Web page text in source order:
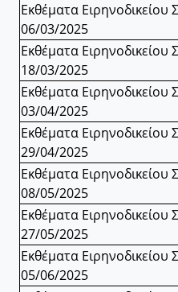
Εκθέματα Ειρηνοδικείου
06/03/2025
Εκθέματα Ειρηνοδικείου
18/03/2025
Εκθέματα Ειρηνοδικείου
03/04/2025
Εκθέματα Ειρηνοδικείου
29/04/2025
Εκθέματα Ειρηνοδικείου
08/05/2025
Εκθέματα Ειρηνοδικείου
27/05/2025
Εκθέματα Ειρηνοδικείου
05/06/2025